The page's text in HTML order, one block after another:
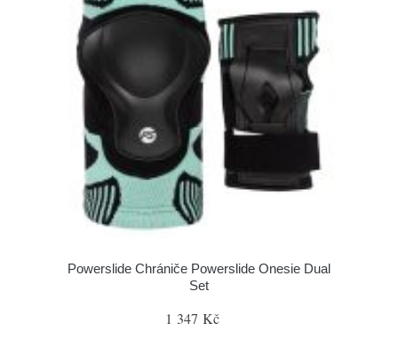
Powerslide Chrániče Powerslide Onesie Dual
Set
1 347 Kč